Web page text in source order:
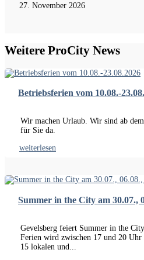
27. November 2026
Weitere ProCity News
Betriebsferien vom 10.08.-
Wir machen Urlaub. Wir sind ab
für Sie da.
weiterlesen
Summer in the City am 30.07.,
Gevelsberg feiert Summer in the
Ferien wird zwischen 17 und 20 Uhr
15 lokalen und...